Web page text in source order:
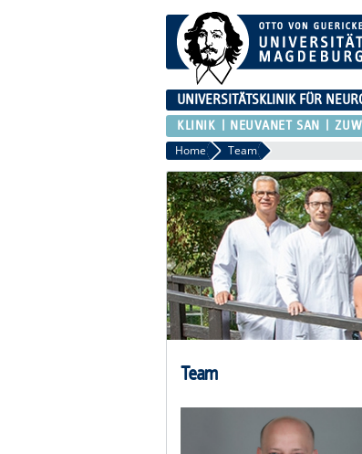
UNIVERSITÄTSKLINIK FÜR
KLINIK NEUVANET SAN
Home Team
Team